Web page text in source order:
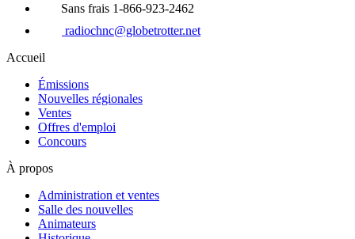
Sans frais 1-866-923-2462
radiochnc@globetrotter.net
Accueil
Émissions
Nouvelles régionales
Ventes
Offres d'emploi
Concours
À propos
Administration et ventes
Salle des nouvelles
Animateurs